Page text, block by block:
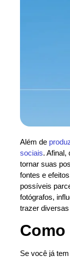
Além de
sociais. Afinal,
tornar suas
fontes e
possíveis
fotógrafos,
trazer
Se você já